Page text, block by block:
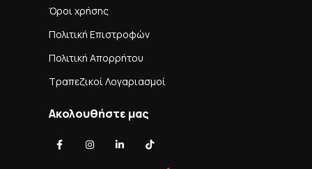
Όροι χρήσης
Πολιτική Επιστροφών
Πολιτική Απορρήτου
Τραπεζικοί Λογαριασμοί
Ακολουθήστε μας